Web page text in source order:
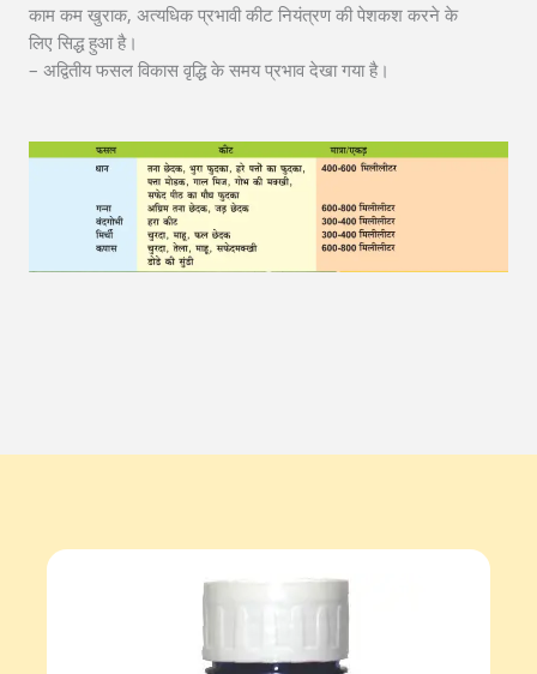
काम कम खुराक, अत्यधिक प्रभावी कीट नियंत्रण की पेशकश करने के
लिए सिद्ध हुआ है।
– अद्वितीय फसल विकास वृद्धि के समय प्रभाव देखा गया है।